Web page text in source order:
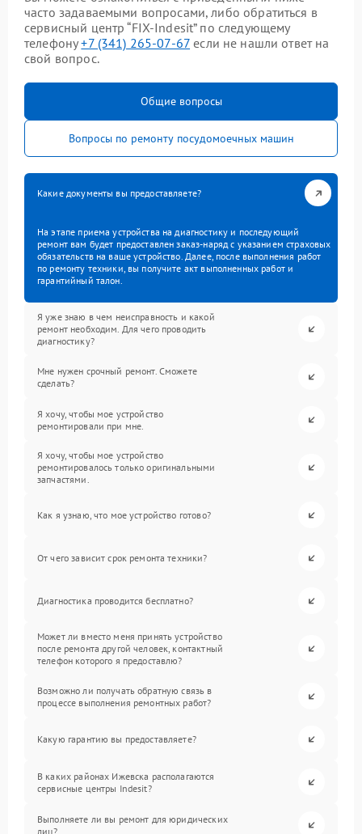
часто задаваемыми вопросами, либо обратиться в
сервисный центр “FIX-Indesit” по следующему
телефону+7 (341) 265-07-67 если не нашли ответ на
свой вопрос.
Общие вопросы
Вопросы по ремонту посудомоечных машин
Какие документы вы предоставляете?
На этапе приема устройства на диагностику и последующий
ремонт вам будет предоставлен заказ-наряд с указанием страховых
обязательств на ваше устройство. Далее, после выполнения работ
по ремонту техники, вы получите акт выполненных работ и
гарантийный талон.
Я уже знаю в чем неисправность и какой
ремонт необходим. Для чего проводить
диагностику?
Мне нужен срочный ремонт. Сможете
сделать?
Я хочу, чтобы мое устройство
ремонтировали при мне.
Я хочу, чтобы мое устройство
ремонтировалось только оригинальными
запчастями.
Как я узнаю, что мое устройство готово?
От чего зависит срок ремонта техники?
Диагностика проводится бесплатно?
Может ли вместо меня принять устройство
после ремонта другой человек, контактный
телефон которого я предоставлю?
Возможно ли получать обратную связь в
процессе выполнения ремонтных работ?
Какую гарантию вы предоставляете?
В каких районах Ижевска располагаются
сервисные центры Indesit?
Выполняете ли вы ремонт для юридических
лиц?